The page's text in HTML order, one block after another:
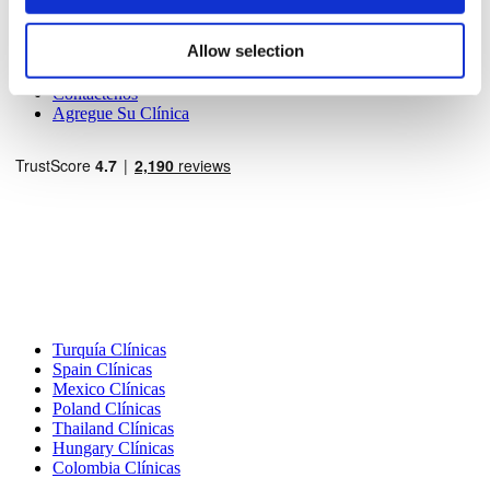
Allow selection
Blog
Términos y Condiciones
Políticas de Cancelación
Contáctenos
Agregue Su Clínica
Turquía Clínicas
Spain Clínicas
Mexico Clínicas
Poland Clínicas
Thailand Clínicas
Hungary Clínicas
Colombia Clínicas